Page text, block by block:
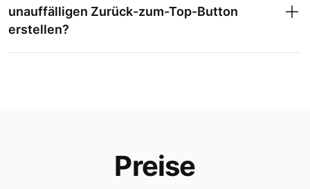
unauffälligen Zurück-zum-Top-Button
erstellen?
Preise